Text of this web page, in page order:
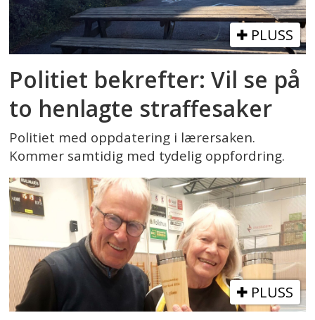
PLUSS
Politiet bekrefter: Vil se på
to henlagte straffesaker
Politiet med oppdatering i lærersaken.
Kommer samtidig med tydelig oppfordring.
PLUSS